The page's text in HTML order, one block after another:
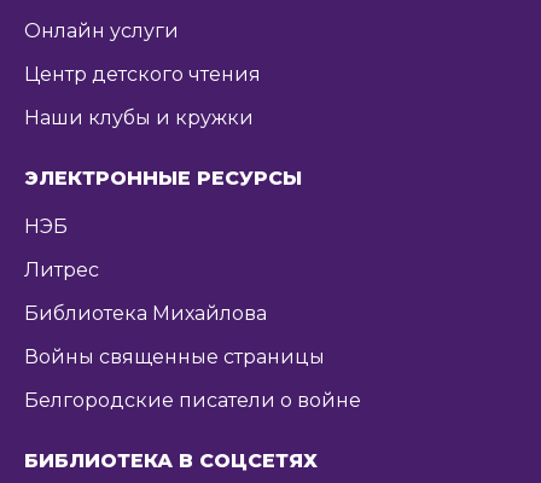
Онлайн услуги
Центр детского чтения
Наши клубы и кружки
ЭЛЕКТРОННЫЕ РЕСУРСЫ
НЭБ
Литрес
Библиотека Михайлова
Войны священные страницы
Белгородские писатели о войне
БИБЛИОТЕКА В СОЦСЕТЯХ